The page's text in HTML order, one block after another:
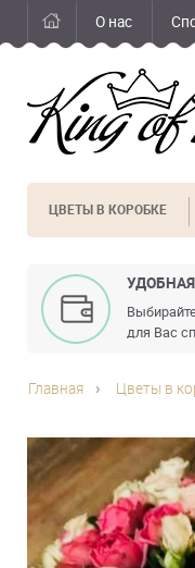
О нас
ЦВЕТЫ В КОРОБКЕ
для Вас
Главная Цветы в